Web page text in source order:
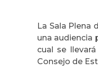
La Sala Plena
una audiencia
cual se
Consejo de